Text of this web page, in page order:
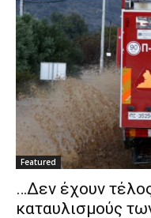
Featured
…Δεν έχουν
καταυλισμούς